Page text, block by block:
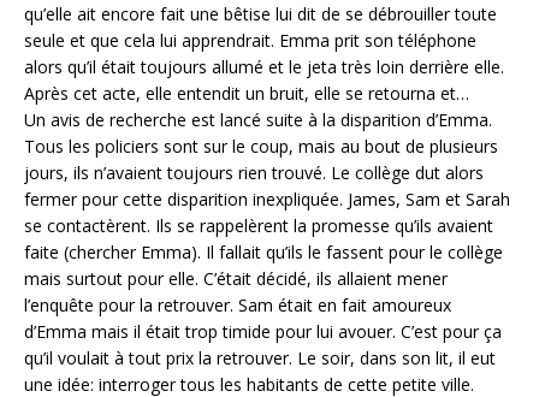
qu’elle ait encore fait une bêtise lui dit de se débrouiller toute
seule et que cela lui apprendrait. Emma prit son téléphone
alors qu’il était toujours allumé et le jeta très loin derrière elle.
Après cet acte, elle entendit un bruit, elle se retourna et…
Un avis de recherche est lancé suite à la disparition d’Emma.
Tous les policiers sont sur le coup, mais au bout de plusieurs
jours, ils n’avaient toujours rien trouvé. Le collège dut alors
fermer pour cette disparition inexpliquée. James, Sam et Sarah
se contactèrent. Ils se rappelèrent la promesse qu’ils avaient
faite (chercher Emma). Il fallait qu’ils le fassent pour le collège
mais surtout pour elle. C’était décidé, ils allaient mener
l’enquête pour la retrouver. Sam était en fait amoureux
d’Emma mais il était trop timide pour lui avouer. C’est pour ça
qu’il voulait à tout prix la retrouver. Le soir, dans son lit, il eut
une idée: interroger tous les habitants de cette petite ville.